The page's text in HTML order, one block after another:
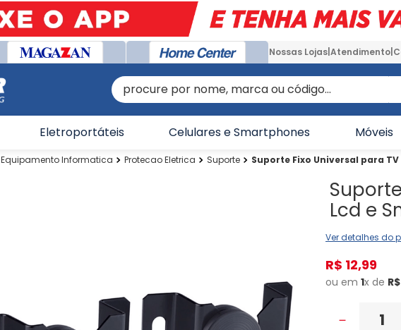
Nossas Lojas Atendimento
procure por nome, marca ou código...
Eletroportáteis Celulares e Smartphones Móveis
Equipamento Informatica Protecao Eletrica Suporte Suporte Fixo Universal para
Lcd e
Ver detalhes do
R$ 12,99
ou em1x de R$
－